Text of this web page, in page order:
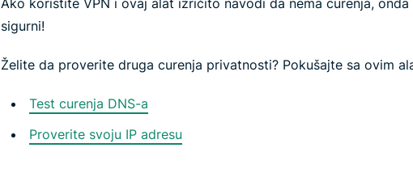
Ako koristite VPN i ovaj alat izričito navodi da nema curenja, onda
sigurni!
Želite da proverite druga curenja privatnosti? Pokušajte sa ovim
Test curenja DNS-a
Proverite svoju IP adresu